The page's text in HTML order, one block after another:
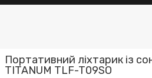
Портативний ліхтарик із
TITANUM TLF-T09SO